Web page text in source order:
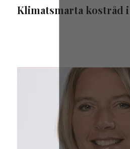
Klimatsmarta kostråd